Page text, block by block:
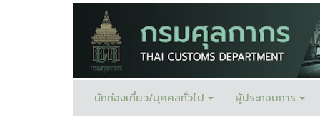
นักท่องเที่ยว/บุคคลทั่วไป ผู้ประกอบการ